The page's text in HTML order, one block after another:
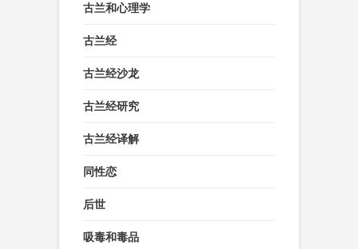
古兰和心理学
古兰经
古兰经沙龙
古兰经研究
古兰经译解
同性恋
后世
吸毒和毒品